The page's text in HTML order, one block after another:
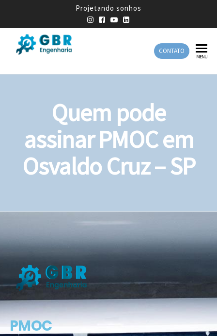
Projetando sonhos
Engenharia
Engenharia
CONTATO
MENU
Quem pode
assinar PMOC em
Osvaldo Cruz – SP
PMOC